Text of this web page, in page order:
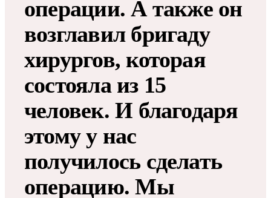
операции. А также он
возглавил бригаду
хирургов, которая
состояла из 15
человек. И благодаря
этому у нас
получилось сделать
операцию. Мы